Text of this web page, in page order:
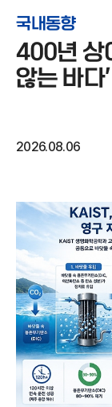
국내동향
400년 상
않는 바다
2026.08.06